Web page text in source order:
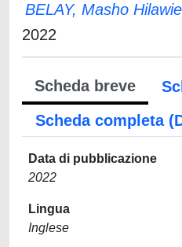
BELAY, Masho Hilawie
2022
Scheda breve
Scheda completa
Data di pubblicazione
2022
Lingua
Inglese